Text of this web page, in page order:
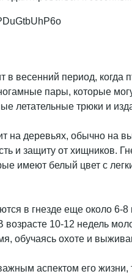
в весенний период, когда
пары, которые
летательные трюки и
на деревьях, обычно на
и защиту от хищников.
имеют белый цвет с
в гнезде еще около 6-
возрасте 10-12 недель
обучаясь охоте и
аспектом его